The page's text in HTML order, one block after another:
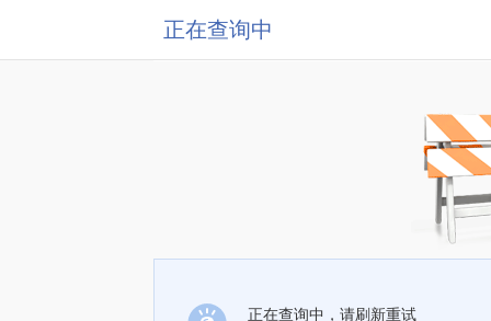
正在查询中
正在查询中，请刷新重试